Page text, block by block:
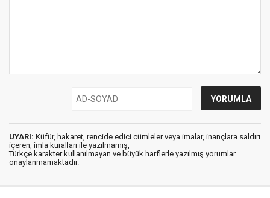
UYARI: Küfür, hakaret, rencide edici cümleler veya imalar, inançlara saldırı
içeren, imla kuralları ile yazılmamış,
Türkçe karakter kullanılmayan ve büyük harflerle yazılmış yorumlar
onaylanmamaktadır.